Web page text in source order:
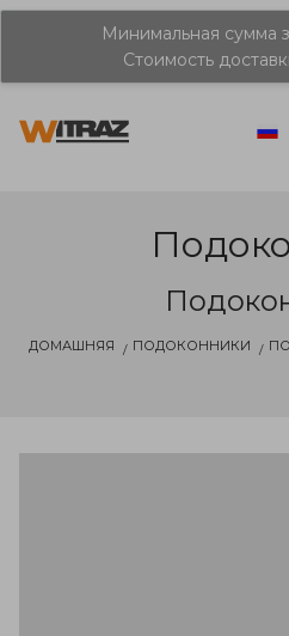
Минимальная сумма
Стоимость
ДОМАШНЯЯ ПОДОКОННИКИ